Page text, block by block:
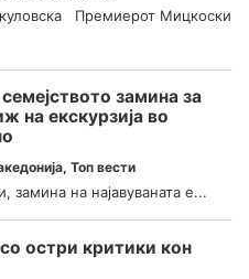
Премиерот Мицкоски
замина за
на екскурзија во
, Топ вести
замина на најавуваната е...
остри критики кон